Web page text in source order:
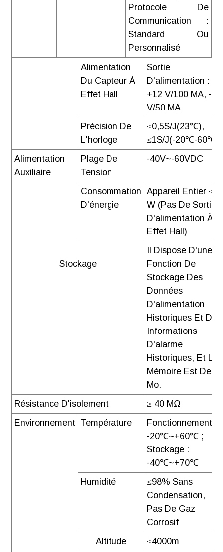
Protocole De
Communication :
Standard Ou
Personnalisé
Alimentation
Du Capteur À
Effet Hall
Sortie
D'alimentation :
+12 V/100 MA, -12
V/50 MA
Précision De
L'horloge
≤0,5S/j(23℃),
≤1S/j(-20℃-60℃),
Alimentation
Auxiliaire
Plage De
Tension
-40V~-60VDC
Consommation
D'énergie
Appareil Entier ≤ 2
W (pas De Sortie
D'alimentation À
Effet Hall)
Stockage
Il Dispose D'une
Fonction De
Stockage Des
Données
D'alimentation
Historiques Et Des
Informations
D'alarme
Historiques, Et La
Mémoire Est De 2
Mo.
Résistance D'isolement
≥ 40 MΩ
Environnement
Température
Fonctionnement :
-20℃~+60℃ ;
Stockage :
-40℃~+70℃
Humidité
≤98% Sans
Condensation,
Pas De Gaz
Corrosif
Altitude
≤4000m